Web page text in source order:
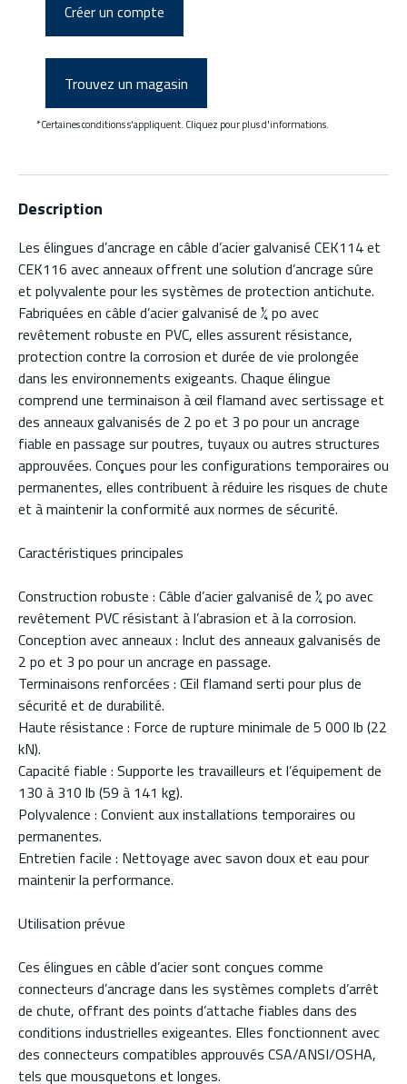
Créer un compte
Trouvez un magasin
*Certaines conditions s'appliquent. Cliquez pour plus d'informations.
Description
Les élingues d’ancrage en câble d’acier galvanisé CEK114 et
CEK116 avec anneaux offrent une solution d’ancrage sûre
et polyvalente pour les systèmes de protection antichute.
Fabriquées en câble d’acier galvanisé de ¼ po avec
revêtement robuste en PVC, elles assurent résistance,
protection contre la corrosion et durée de vie prolongée
dans les environnements exigeants. Chaque élingue
comprend une terminaison à œil flamand avec sertissage et
des anneaux galvanisés de 2 po et 3 po pour un ancrage
fiable en passage sur poutres, tuyaux ou autres structures
approuvées. Conçues pour les configurations temporaires ou
permanentes, elles contribuent à réduire les risques de chute
et à maintenir la conformité aux normes de sécurité.
Caractéristiques principales
Construction robuste : Câble d’acier galvanisé de ¼ po avec
revêtement PVC résistant à l’abrasion et à la corrosion.
Conception avec anneaux : Inclut des anneaux galvanisés de
2 po et 3 po pour un ancrage en passage.
Terminaisons renforcées : Œil flamand serti pour plus de
sécurité et de durabilité.
Haute résistance : Force de rupture minimale de 5 000 lb (22
kN).
Capacité fiable : Supporte les travailleurs et l’équipement de
130 à 310 lb (59 à 141 kg).
Polyvalence : Convient aux installations temporaires ou
permanentes.
Entretien facile : Nettoyage avec savon doux et eau pour
maintenir la performance.
Utilisation prévue
Ces élingues en câble d’acier sont conçues comme
connecteurs d’ancrage dans les systèmes complets d’arrêt
de chute, offrant des points d’attache fiables dans des
conditions industrielles exigeantes. Elles fonctionnent avec
des connecteurs compatibles approuvés CSA/ANSI/OSHA,
tels que mousquetons et longes.